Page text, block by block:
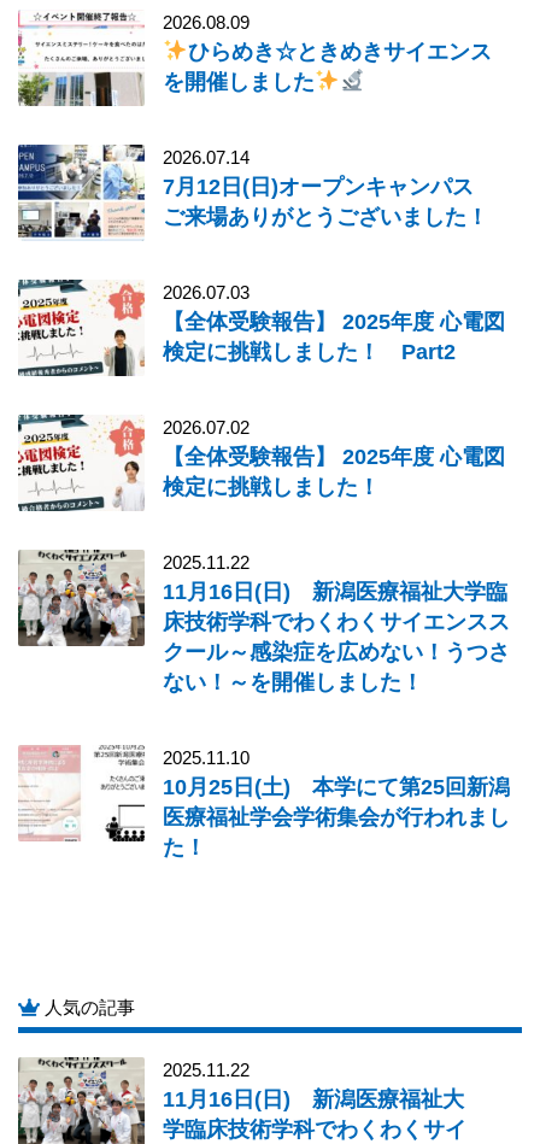
2026.08.09
ひらめき☆ときめきサイエンス
を開催しました
2026.07.14
7月12日(日)オープンキャンパス
ご来場ありがとうございました！
2026.07.03
【全体受験報告】 2025年度 心電図
検定に挑戦しました！ Part2
2026.07.02
【全体受験報告】 2025年度 心電図
検定に挑戦しました！
2025.11.22
11月16日(日) 新潟医療福祉大学臨
床技術学科でわくわくサイエンスス
クール～感染症を広めない！うつさ
ない！～を開催しました！
2025.11.10
10月25日(土) 本学にて第25回新潟
医療福祉学会学術集会が行われまし
た！
人気の記事
2025.11.22
11月16日(日) 新潟医療福祉大
学臨床技術学科でわくわくサイ